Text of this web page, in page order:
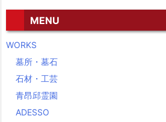
MENU
WORKS
墓所・墓石
石材・工芸
青昂邱霊園
ADESSO